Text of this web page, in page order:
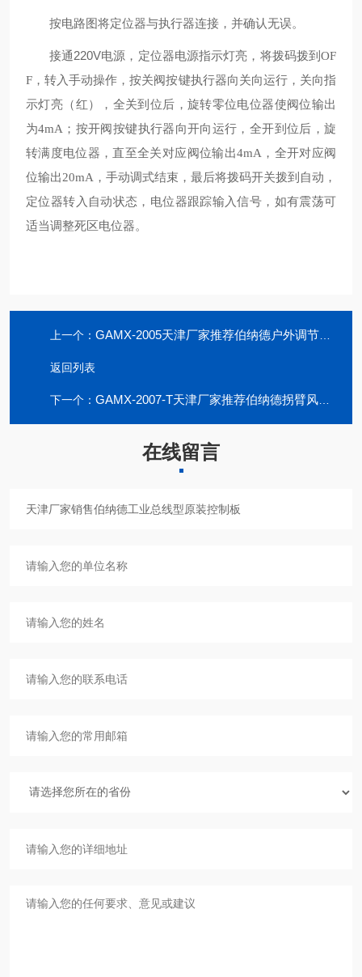
按电路图将定位器与执行器连接，并确认无误。
接通220V电源，定位器电源指示灯亮，将拨码拨到OF
F ，转入手动操作，按关阀按键执行器向关向运行，关向指
示灯亮（红），全关到位后，旋转零位电位器使阀位输出
为4mA ；按开阀按键执行器向开向运行，全开到位后，旋
转满度电位器，直至全关对应阀位输出4mA ，全开对应阀
位输出20mA ，手动调式结束，最后将拨码开关拨到自动，
定位器转入自动状态，电位器跟踪输入信号，如有震荡可
适当调整死区电位器。
上一个： GAMX-2005天津厂家推荐伯纳德户外调节型信号控制板
返回列表
下一个： GAMX-2007-T天津厂家推荐伯纳德拐臂风门位置控制板
在线留言